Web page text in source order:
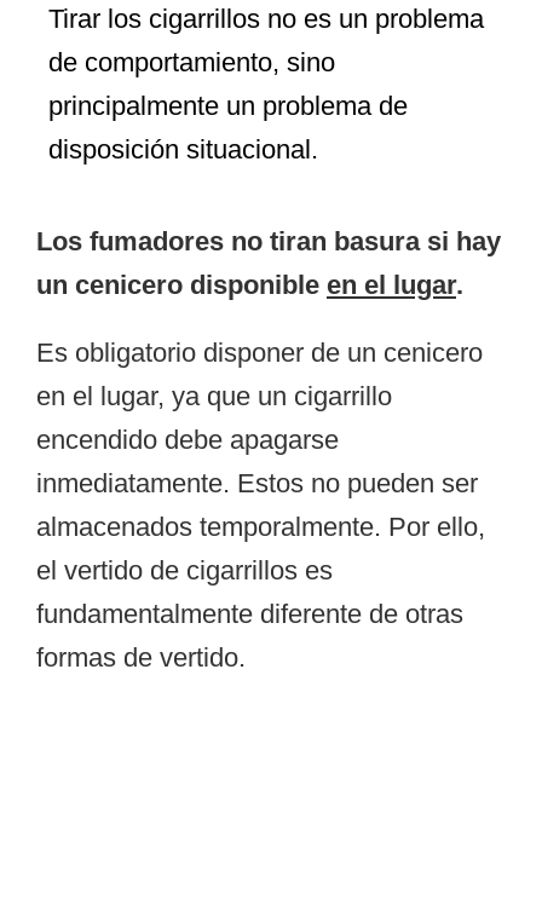
Tirar los cigarrillos no es un problema
de comportamiento, sino
principalmente un problema de
disposición situacional.
Los fumadores no tiran basura si hay
un cenicero disponible en el lugar.
Es obligatorio disponer de un cenicero
en el lugar, ya que un cigarrillo
encendido debe apagarse
inmediatamente. Estos no pueden ser
almacenados temporalmente. Por ello,
el vertido de cigarrillos es
fundamentalmente diferente de otras
formas de vertido.